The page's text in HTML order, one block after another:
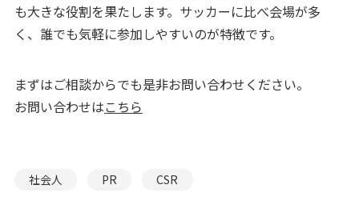
も大きな役割を果たします。サッカーに比べ会場が多
く、誰でも気軽に参加しやすいのが特徴です。
まずはご相談からでも是非お問い合わせください。
お問い合わせはこちら
社会人 PR CSR